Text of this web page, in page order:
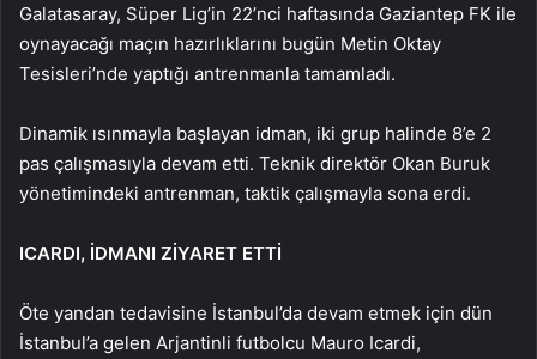
Galatasaray, Süper Lig’in 22’nci haftasında Gaziantep FK ile
oynayacağı maçın hazırlıklarını bugün Metin Oktay
Tesisleri’nde yaptığı antrenmanla tamamladı.
Dinamik ısınmayla başlayan idman, iki grup halinde 8’e 2
pas çalışmasıyla devam etti. Teknik direktör Okan Buruk
yönetimindeki antrenman, taktik çalışmayla sona erdi.
ICARDI, İDMANI ZİYARET ETTİ
Öte yandan tedavisine İstanbul’da devam etmek için dün
İstanbul’a gelen Arjantinli futbolcu Mauro Icardi,